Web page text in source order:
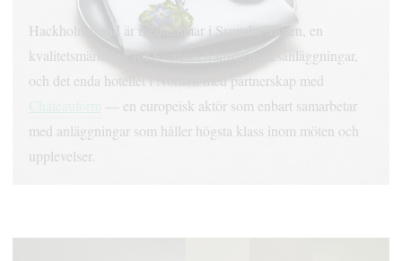
Hackholmssund är medlemmar i Svenska Möten, en
kvalitetsmärkning för Sveriges främsta mötesanläggningar,
och det enda hotellet i Norden med partnerskap med
Chateauform — en europeisk aktör som enbart samarbetar
med anläggningar som håller högsta klass inom möten och
upplevelser.